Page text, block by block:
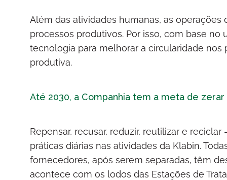
Além das atividades humanas, as
processos produtivos. Por isso, com base
tecnologia para melhorar a circularidade nos
produtiva.
Até 2030, a Companhia tem a meta de
Repensar, recusar, reduzir, reutilizar e
práticas diárias nas atividades da Klabin.
fornecedores, após serem separadas, têm
acontece com os lodos das Estações de